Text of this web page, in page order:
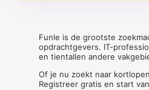
Funle is de grootste
opdrachtgevers. IT-
en tientallen andere
Of je nu zoekt naar
Registreer gratis en start